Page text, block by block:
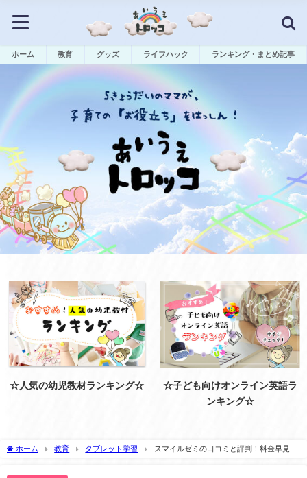
ホーム 教育 グッズ ライフハック ランキング・まとめ記事
☆人気の幼児教材ランキング☆
☆子ども向けオンライン英語ラ
ンキング☆
ホーム 教育 タブレット学習
スマイルゼミの口コミと評判！料金早見表